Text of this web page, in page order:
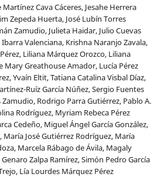
Cava Cáceres, Jesahe Herrera
Zepeda Huerta, José Lubín Torres
Zamudio, Julieta Haidar, Julio Cuevas
Valenciana, Krishna Naranjo Zavala,
Liliana Márquez Orozco, Liliana
Mary Greathouse Amador, Lucía Pérez
Yvaín Eltit, Tatiana Catalina Visbal Díaz,
Ruíz García Núñez, Sergio Fuentes
Zamudio, Rodrigo Parra Gutiérrez, Pablo A.
Rodríguez, Myriam Rebeca Pérez
Cedeño, Miguel Ángel García González,
María José Gutiérrez Rodríguez, María
Marcela Rábago de Ávila, Magaly
Zalpa Ramírez, Simón Pedro García
Lía Lourdes Márquez Pérez